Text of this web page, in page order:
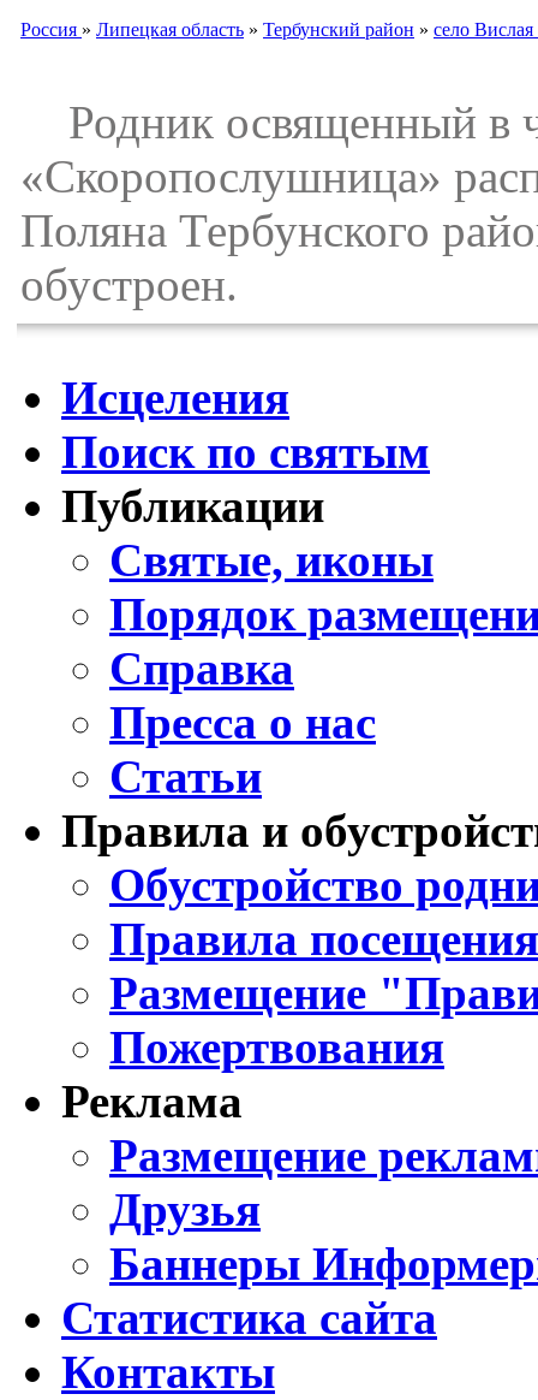
Россия » Липецкая область » Тербунский район » село
Родник освященный в
«Скоропослушница»
Поляна Тербунского
обустроен.
Исцеления
Поиск по святым
Публикации
Святые, иконы
Порядок
Справка
Пресса о нас
Статьи
Правила и
Обустройство
Правила
Размещение
Пожертвования
Реклама
Размещение
Друзья
Баннеры
Статистика сайта
Контакты